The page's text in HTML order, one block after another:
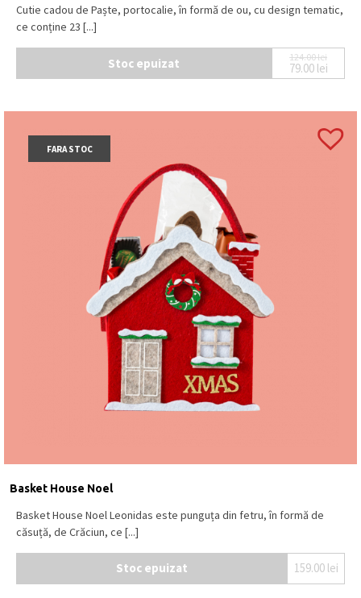
Cutie cadou de Paște, portocalie, în formă de ou, cu design tematic,
ce conține 23 [...]
Stoc epuizat 124.00lei
Prețul
79.00 lei
Prețul
FARA STOC
Basket House Noel
Basket House Noel Leonidas este punguța din fetru, în formă de
căsuță, de Crăciun, ce [...]
Stoc epuizat 159.00 lei